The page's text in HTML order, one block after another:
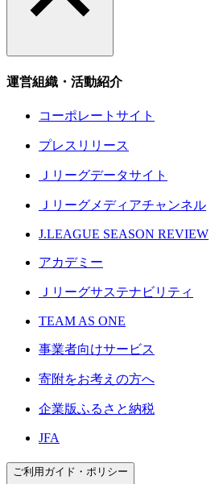
運営組織・活動紹介
コーポレートサイト
プレスリリース
Ｊリーグデータサイト
Ｊリーグメディアチャンネル
J.LEAGUE SEASON REVIEW
アカデミー
Ｊリーグサステナビリティ
TEAM AS ONE
事業者向けサービス
寄附をお考えの方へ
企業版ふるさと納税
JFA
ご利用ガイド・ポリシー